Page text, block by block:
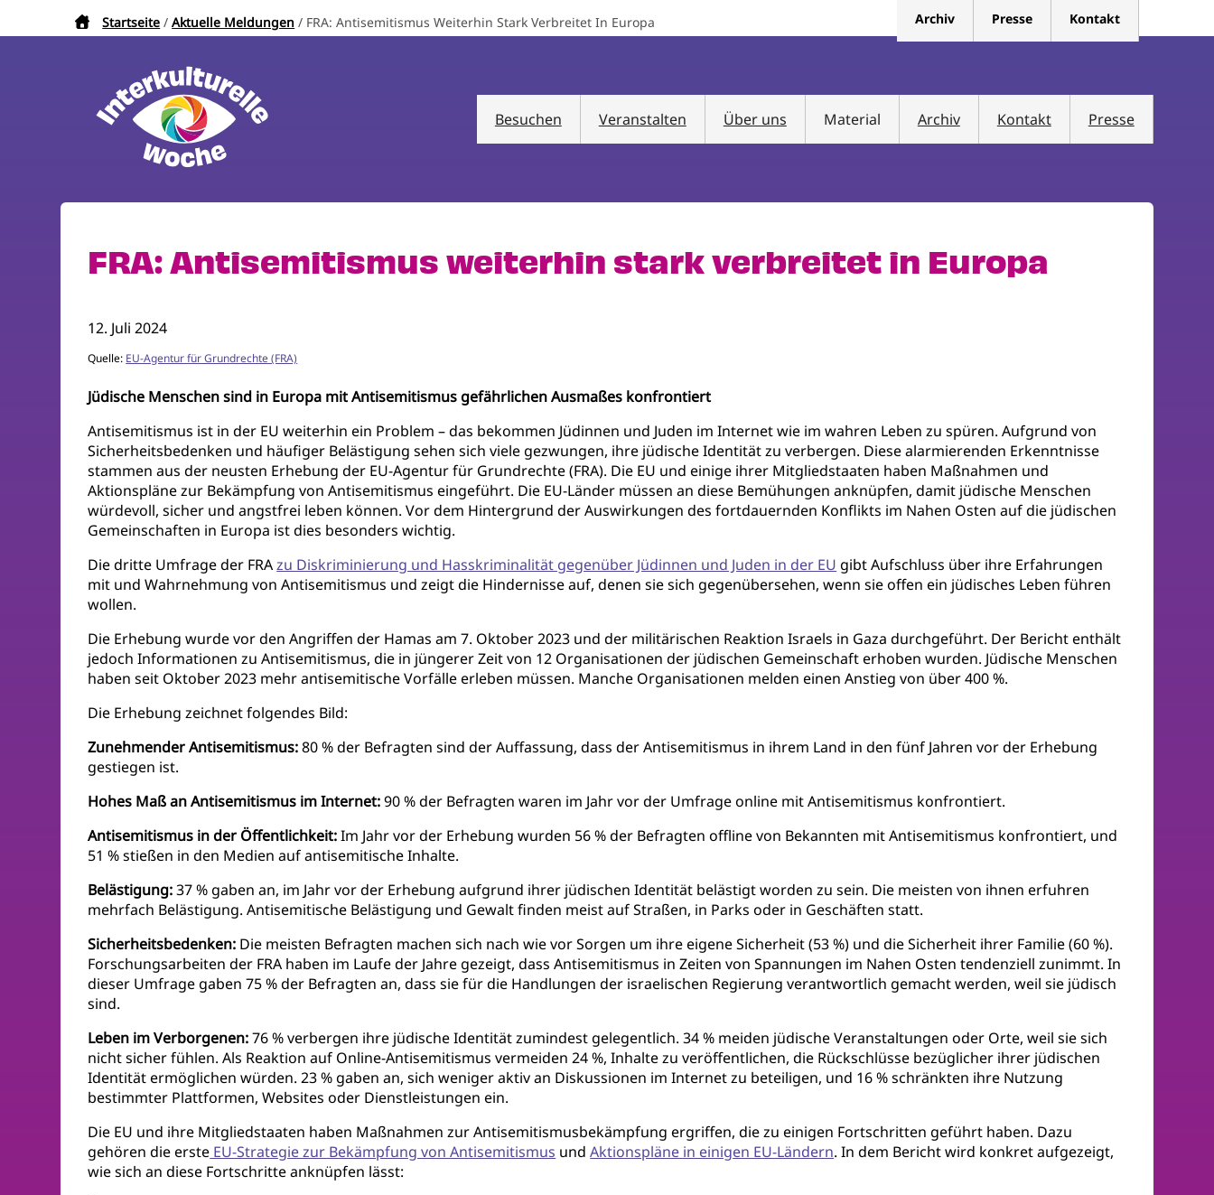
Pfadnavigation
Startseite Aktuelle Meldungen FRA: Antisemitismus Weiterhin Stark Verbreitet In Europa Archiv Presse Kontakt
Besuchen Veranstalten Über uns Material Archiv Kontakt Presse
FRA: Antisemitismus weiterhin stark verbreitet in Europa
12. Juli 2024
Quelle: EU-Agentur für Grundrechte (FRA)
Jüdische Menschen sind in Europa mit Antisemitismus gefährlichen Ausmaßes konfrontiert
Antisemitismus ist in der EU weiterhin ein Problem – das bekommen Jüdinnen und Juden im Internet wie im wahren Leben zu spüren. Aufgrund von
Sicherheitsbedenken und häufiger Belästigung sehen sich viele gezwungen, ihre jüdische Identität zu verbergen. Diese alarmierenden Erkenntnisse
stammen aus der neusten Erhebung der EU-Agentur für Grundrechte (FRA). Die EU und einige ihrer Mitgliedstaaten haben Maßnahmen und
Aktionspläne zur Bekämpfung von Antisemitismus eingeführt. Die EU-Länder müssen an diese Bemühungen anknüpfen, damit jüdische Menschen
würdevoll, sicher und angstfrei leben können. Vor dem Hintergrund der Auswirkungen des fortdauernden Konflikts im Nahen Osten auf die jüdischen
Gemeinschaften in Europa ist dies besonders wichtig.
Die dritte Umfrage der FRAzu Diskriminierung und Hasskriminalität gegenüber Jüdinnen und Juden in der EU gibt Aufschluss über ihre Erfahrungen
mit und Wahrnehmung von Antisemitismus und zeigt die Hindernisse auf, denen sie sich gegenübersehen, wenn sie offen ein jüdisches Leben führen
wollen.
Die Erhebung wurde vor den Angriffen der Hamas am 7. Oktober 2023 und der militärischen Reaktion Israels in Gaza durchgeführt. Der Bericht enthält
jedoch Informationen zu Antisemitismus, die in jüngerer Zeit von 12 Organisationen der jüdischen Gemeinschaft erhoben wurden. Jüdische Menschen
haben seit Oktober 2023 mehr antisemitische Vorfälle erleben müssen. Manche Organisationen melden einen Anstieg von über 400 %.
Die Erhebung zeichnet folgendes Bild:
Zunehmender Antisemitismus:80 % der Befragten sind der Auffassung, dass der Antisemitismus in ihrem Land in den fünf Jahren vor der Erhebung
gestiegen ist.
Hohes Maß an Antisemitismus im Internet:90 % der Befragten waren im Jahr vor der Umfrage online mit Antisemitismus konfrontiert.
Antisemitismus in der Öffentlichkeit:Im Jahr vor der Erhebung wurden 56 % der Befragten offline von Bekannten mit Antisemitismus konfrontiert, und
51 % stießen in den Medien auf antisemitische Inhalte.
Belästigung:37 % gaben an, im Jahr vor der Erhebung aufgrund ihrer jüdischen Identität belästigt worden zu sein. Die meisten von ihnen erfuhren
mehrfach Belästigung. Antisemitische Belästigung und Gewalt finden meist auf Straßen, in Parks oder in Geschäften statt.
Sicherheitsbedenken: Die meisten Befragten machen sich nach wie vor Sorgen um ihre eigene Sicherheit (53 %) und die Sicherheit ihrer Familie (60 %).
Forschungsarbeiten der FRA haben im Laufe der Jahre gezeigt, dass Antisemitismus in Zeiten von Spannungen im Nahen Osten tendenziell zunimmt. In
dieser Umfrage gaben 75 % der Befragten an, dass sie für die Handlungen der israelischen Regierung verantwortlich gemacht werden, weil sie jüdisch
sind.
Leben im Verborgenen:76 % verbergen ihre jüdische Identität zumindest gelegentlich. 34 % meiden jüdische Veranstaltungen oder Orte, weil sie sich
nicht sicher fühlen. Als Reaktion auf Online-Antisemitismus vermeiden 24 %, Inhalte zu veröffentlichen, die Rückschlüsse bezüglicher ihrer jüdischen
Identität ermöglichen würden. 23 % gaben an, sich weniger aktiv an Diskussionen im Internet zu beteiligen, und 16 % schränkten ihre Nutzung
bestimmter Plattformen, Websites oder Dienstleistungen ein.
Die EU und ihre Mitgliedstaaten haben Maßnahmen zur Antisemitismusbekämpfung ergriffen, die zu einigen Fortschritten geführt haben. Dazu
gehören die erste EU-Strategie zur Bekämpfung von Antisemitismus undAktionspläne in einigen EU-Ländern. In dem Bericht wird konkret aufgezeigt,
wie sich an diese Fortschritte anknüpfen lässt: